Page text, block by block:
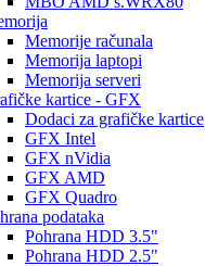
Memorije računala
Memorija laptopi
Memorija serveri
kartice - GFX
Dodaci za grafičke kartice
GFX Intel
GFX nVidia
GFX AMD
GFX Quadro
podataka
Pohrana HDD 3.5"
Pohrana HDD 2.5"